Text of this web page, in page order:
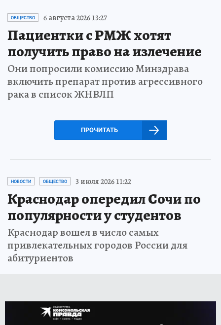
ОБЩЕСТВО 6 августа 2026 13:27
Пациентки с РМЖ хотят
получить право на излечение
Они попросили комиссию Минздрава
включить препарат против агрессивного
рака в список ЖНВЛП
ПРОЧИТАТЬ
НОВОСТИ ОБЩЕСТВО 3 июля 2026 11:22
Краснодар опередил Сочи по
популярности у студентов
Краснодар вошел в число самых
привлекательных городов России для
абитуриентов